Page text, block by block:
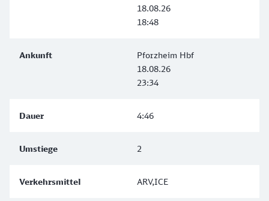
18.08.26
18:48
Pforzheim Hbf
18.08.26
23:34
4:46
2
ARV,ICE